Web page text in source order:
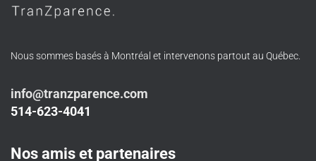
Nous sommes basés à Montréal et intervenons partout au Québec.
info@tranzparence.com
514-623-4041
Nos amis et partenaires